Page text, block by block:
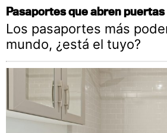
Pasaportes que abren puertas
Los pasaportes más
mundo, ¿está el tuyo?